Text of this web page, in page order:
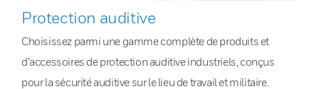
Protection auditive
Choisissez parmi une gamme complète de produits et
d’accessoires de protection auditive industriels, conçus
pour la sécurité auditive sur le lieu de travail et militaire.